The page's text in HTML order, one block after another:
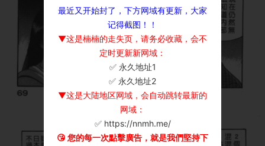
最近又开始封了，下方网域有更新，大家
记得截图！！
▼这是楠楠的走失页，请务必收藏，会不
定时更新新网域：
✅ 永久地址1
✅ 永久地址2
▼这是大陆地区网域，会自动跳转最新的
网域：
✅ https://nnmh.me/
😘 您的每一次點擊廣告，就是我們堅持下